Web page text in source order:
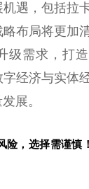
遇，包括拉
布局将更加
级需求，打
经济与实体
展。
险，选择需谨慎